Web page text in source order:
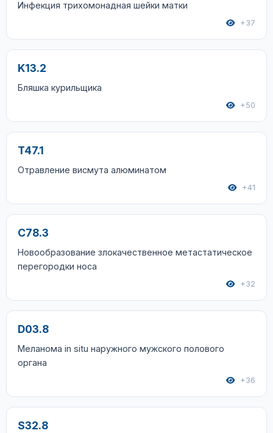
Инфекция трихомонадная шейки матки
+37
K13.2
Бляшка курильщика
+50
T47.1
Отравление висмута алюминатом
+41
C78.3
Новообразование злокачественное метастатическое
перегородки носа
+32
D03.8
Меланома in situ наружного мужского полового
органа
+36
S32.8